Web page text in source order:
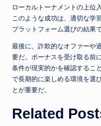
ローカルトーナメントの上位
このような成功は、適切な学
プラットフォーム選びの結果で
最後に、詐欺的なオファーや
要だ。ボーナスを受け取る前
条件が現実的かを確認するこ
で長期的に楽しめる環境を選
とが重要だ。
Related